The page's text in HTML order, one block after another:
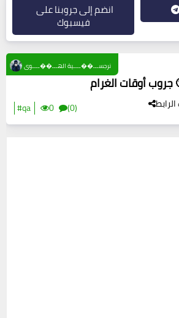
انضم إلى جروبنا على
فيسبوك
#qa 0 (0)
نرجســـ��ــــية الهـــ��ــــوى